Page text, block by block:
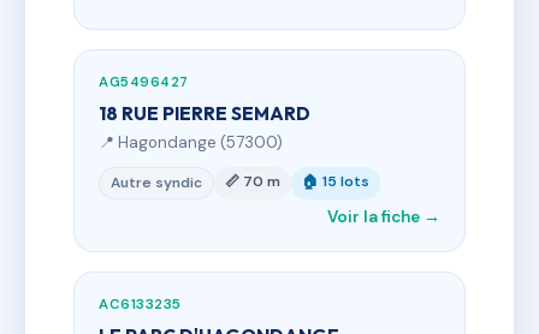
AG5496427
18 RUE PIERRE SEMARD
📍 Hagondange (57300)
Autre syndic 📏 70 m 🏠 15 lots
Voir la fiche →
AC6133235